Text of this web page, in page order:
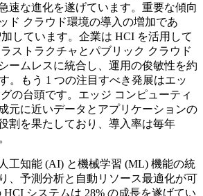
速な進化を遂げています。重要な傾向
ド クラウド環境の導入の増加であ
しています。企業は HCI を活用して
ストラクチャとパブリック クラウド
ームレスに統合し、運用の俊敏性を約
。もう 1 つの注目すべき発展はエッ
の台頭です。エッジ コンピューティ
元に近いデータとアプリケーションの
割を果たしており、導入率は毎年
工知能 (AI) と機械学習 (ML) 機能の統
、予測分析と自動リソース最適化が可
システムは 28% の成長を遂げてい